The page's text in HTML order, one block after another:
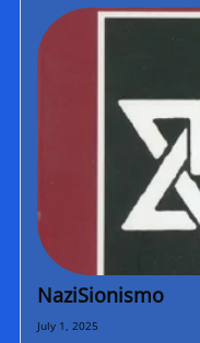
NaziSionismo
July 1, 2025